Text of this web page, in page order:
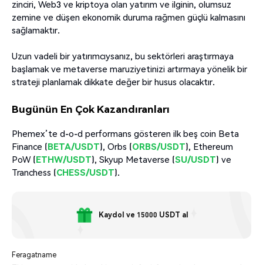
zinciri, Web3 ve kriptoya olan yatırım ve ilginin, olumsuz
zemine ve düşen ekonomik duruma rağmen güçlü kalmasını
sağlamaktır.
Uzun vadeli bir yatırımcıysanız, bu sektörleri araştırmaya
başlamak ve metaverse maruziyetinizi artırmaya yönelik bir
strateji planlamak dikkate değer bir husus olacaktır.
Bugünün En Çok Kazandıranları
Phemex’te d-o-d performans gösteren ilk beş coin Beta
Finance (BETA/USDT), Orbs (ORBS/USDT), Ethereum
PoW (ETHW/USDT), Skyup Metaverse (SU/USDT) ve
Tranchess (CHESS/USDT).
Kaydol ve 15000 USDT al
Feragatname